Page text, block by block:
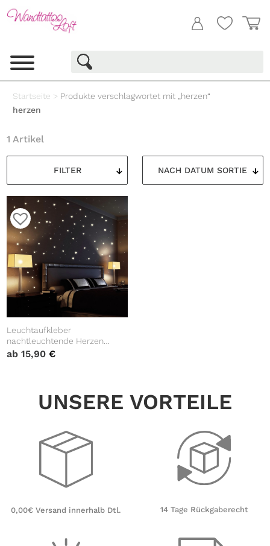
Startseite > Produkte verschlagwortet mit „herzen“
herzen
FILTER
1 Artikel
Leuchtaufkleber
nachtleuchtende Herzen
fluoreszierend 117 Stück
ab15,90€
UNSERE VORTEILE
0,00€ Versand innerhalb Dtl. 14 Tage Rückgaberecht